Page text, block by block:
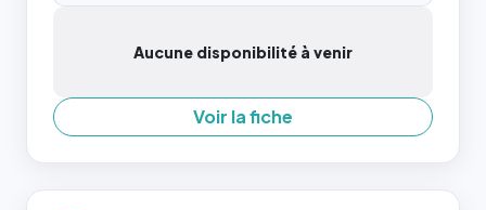
Aucune disponibilité à venir
Voir la fiche